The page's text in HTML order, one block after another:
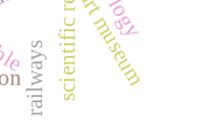
art museum
railways